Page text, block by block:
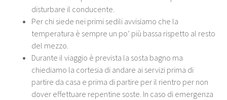
disturbare il conducente.
Per chi siede nei primi sedili avvisiamo che la
temperatura è sempre un po’ più bassa rispetto al resto
del mezzo.
Durante il viaggio è prevista la sosta bagno ma
chiediamo la cortesia di andare ai servizi prima di
partire da casa e prima di partire per il rientro per non
dover effettuare repentine soste. In caso di emergenza